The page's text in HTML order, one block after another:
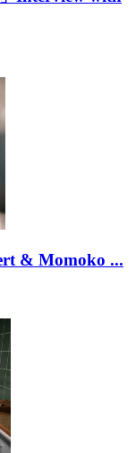
& Momoko ...